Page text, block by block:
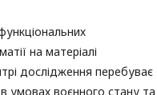
на матеріалі
дослідження перебуває
умовах воєнного стану та